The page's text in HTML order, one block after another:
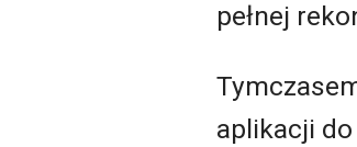
pełnej
aplikacji